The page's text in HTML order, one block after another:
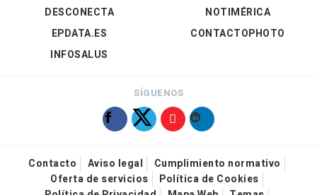
DESCONECTA
EPDATA.ES
INFOSALUS
NOTIMÉRICA
CONTACTOPHOTO
SÍGUENOS
Contacto Aviso legal
Cumplimiento normativo
Oferta de servicios
Política de Cookies